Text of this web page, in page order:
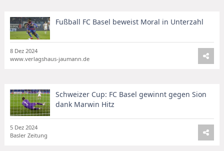
Fußball FC Basel beweist Moral in Unterzahl
8 Dez 2024
www.verlagshaus-jaumann.de
Schweizer Cup: FC Basel gewinnt gegen Sion
dank Marwin Hitz
5 Dez 2024
Basler Zeitung